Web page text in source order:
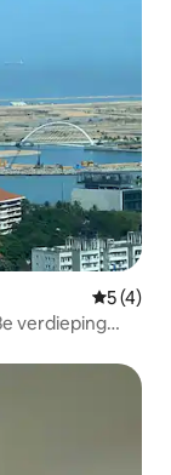
5 (4)
verdieping